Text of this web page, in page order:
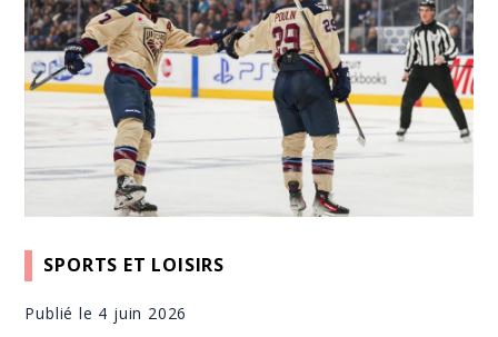
SPORTS ET LOISIRS
Publié le 4 juin 2026